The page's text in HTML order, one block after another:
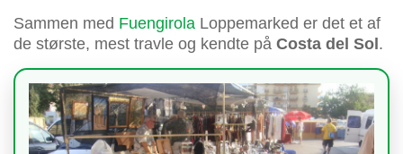
Sammen med Fuengirola Loppemarked er det et af
de største, mest travle og kendte på Costa del Sol .